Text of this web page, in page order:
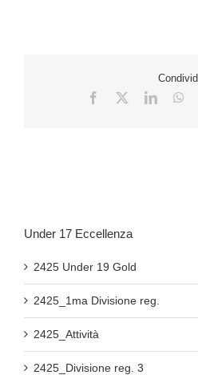
Under 17 Eccellenza
2425 Under 19 Gold
2425_1ma Divisione reg.
2425_Attività
2425_Divisione reg. 3